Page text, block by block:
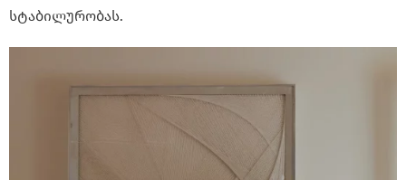
სტაბილურობას.